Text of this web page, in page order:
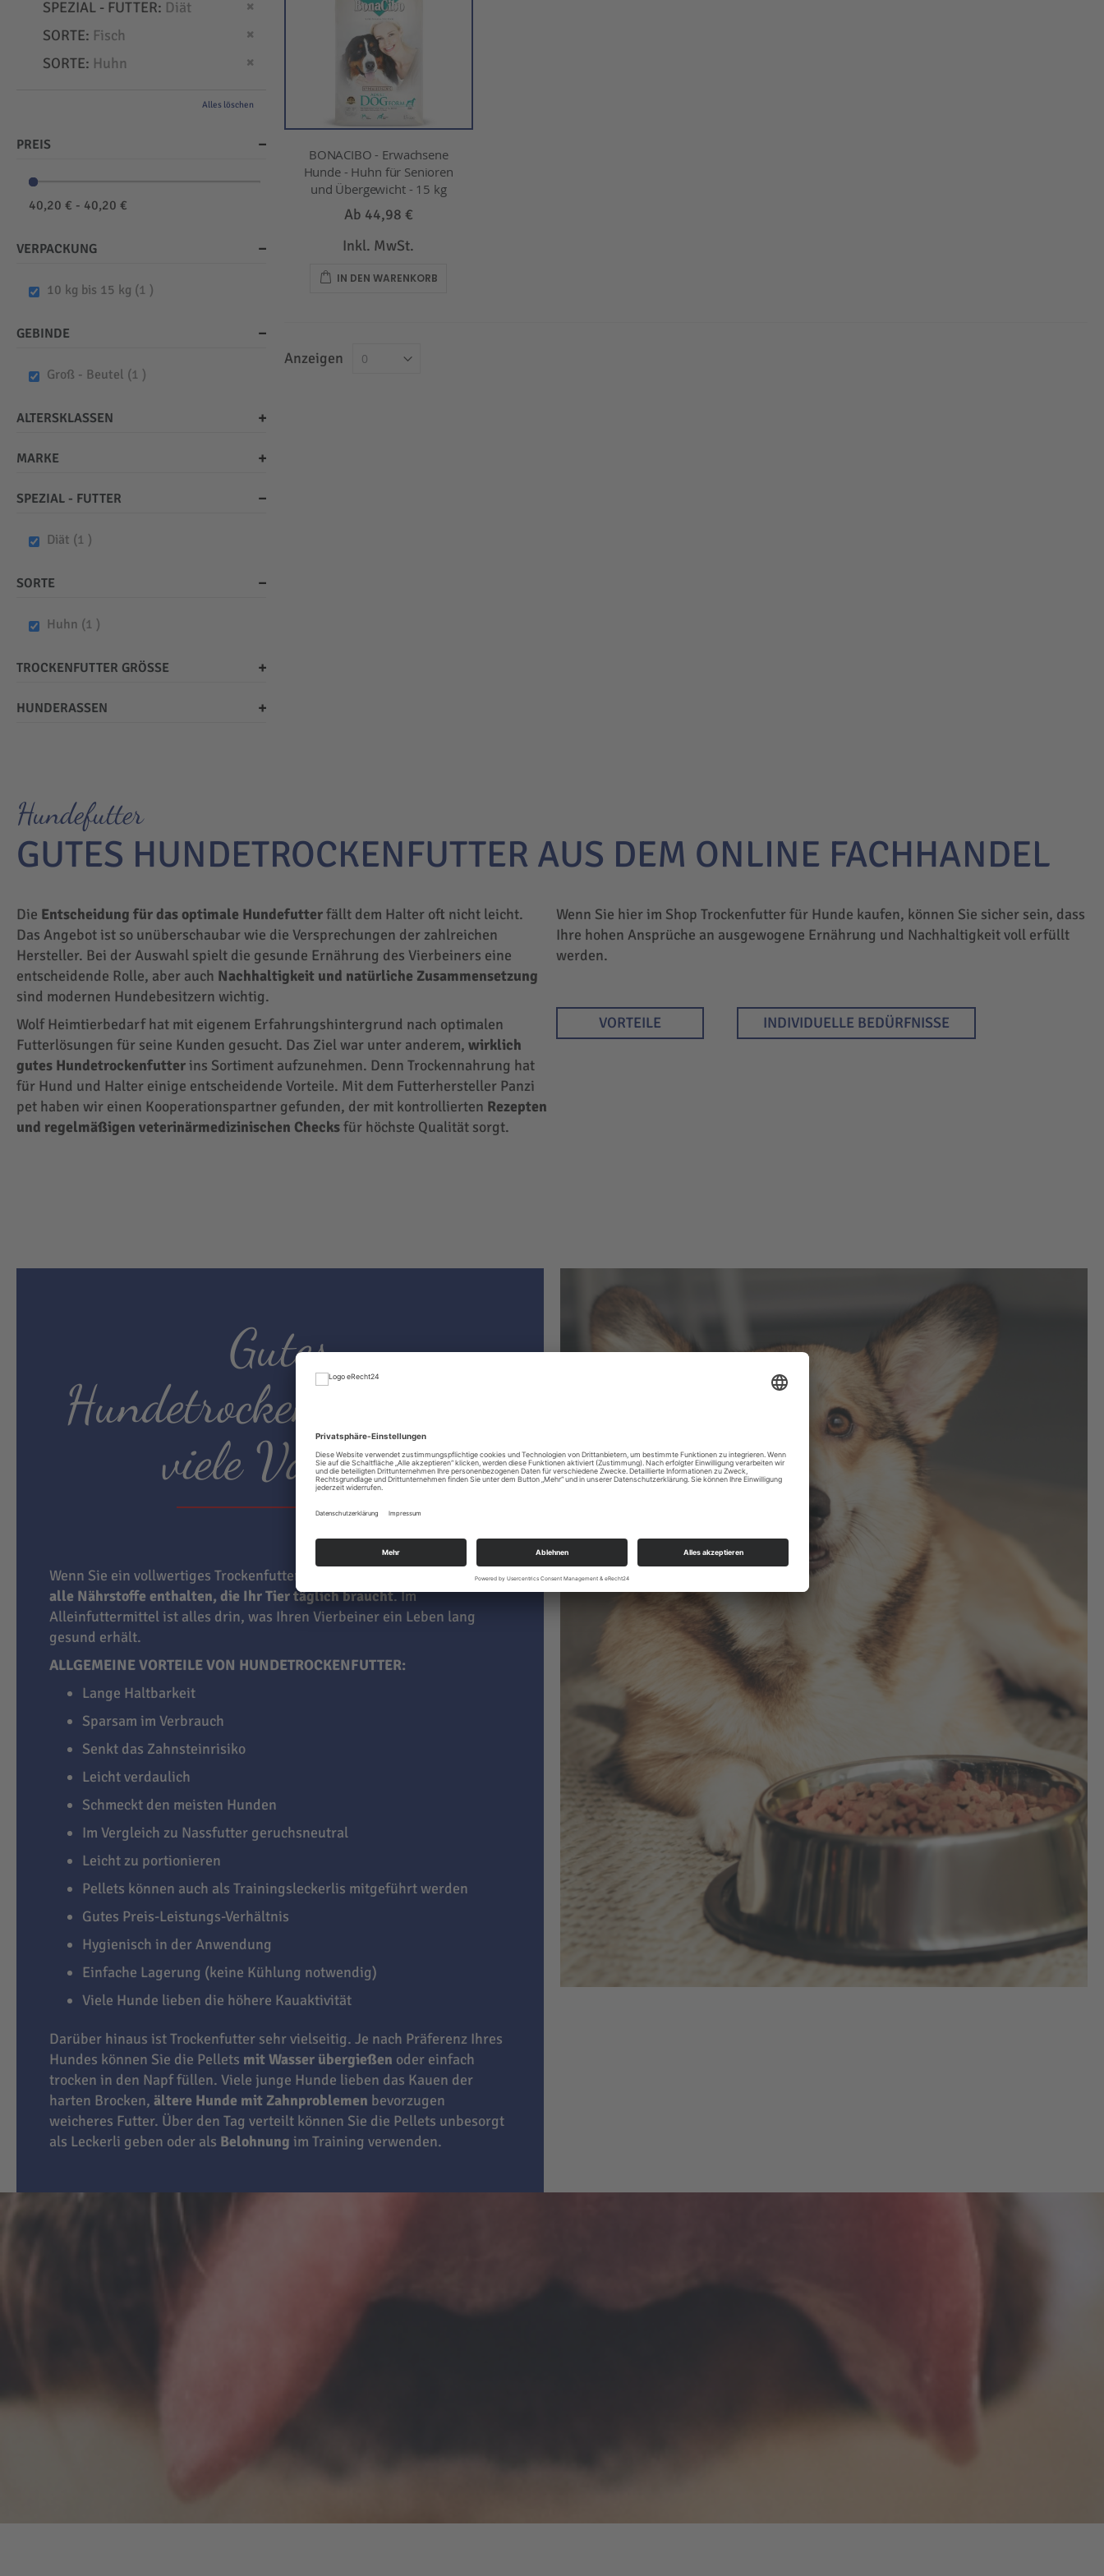
BONACIBO - Erwachsene
Hunde - Huhn für Senioren
und Übergewicht - 15 kg
Ab 44,98 €
Inkl. MwSt.
IN DEN WARENKORB
Anzeigen
SPEZIAL - FUTTER Diät
SORTE Fisch
SORTE Huhn
Alles löschen
PREIS
40,20 € - 40,20 €
VERPACKUNG
10 kg bis 15 kg 1 item
GEBINDE
Groß - Beutel 1 item
ALTERSKLASSEN
MARKE
SPEZIAL - FUTTER
Diät 1 item
SORTE
Huhn 1 item
TROCKENFUTTER GRÖSSE
HUNDERASSEN
Hundefutter
GUTES HUNDETROCKENFUTTER AUS DEM ONLINE FACHHANDEL
Die Entscheidung für das optimale Hundefutterfällt dem Halter oft nicht leicht.
Das Angebot ist so unüberschaubar wie die Versprechungen der zahlreichen
Hersteller. Bei der Auswahl spielt die gesunde Ernährung des Vierbeiners eine
entscheidende Rolle, aber auch Nachhaltigkeit und natürliche Zusammensetzung
sind modernen Hundebesitzern wichtig.
Wolf Heimtierbedarf hat mit eigenem Erfahrungshintergrund nach optimalen
Futterlösungen für seine Kunden gesucht. Das Ziel war unter anderem, wirklich
gutes Hundetrockenfutter ins Sortiment aufzunehmen. Denn Trockennahrung hat
für Hund und Halter einige entscheidende Vorteile. Mit dem Futterhersteller Panzi
pet haben wir einen Kooperationspartner gefunden, der mit kontrollierten Rezepten
und regelmäßigen veterinärmedizinischen Checksfür höchste Qualität sorgt.
Wenn Sie hier im Shop Trockenfutter für Hunde kaufen, können Sie sicher sein, dass
Ihre hohen Ansprüche an ausgewogene Ernährung und Nachhaltigkeit voll erfüllt
werden.
VORTEILE INDIVIDUELLE BEDÜRFNISSE
Gutes
Hundetrockenfutter hat
viele Vorteile
Wenn Sie ein vollwertiges Trockenfutter für Hunde kaufen, sind darin
alle Nährstoffe enthalten, die Ihr Tier täglich braucht. Im
Alleinfuttermittel ist alles drin, was Ihren Vierbeiner ein Leben lang
gesund erhält.
ALLGEMEINE VORTEILE VON HUNDETROCKENFUTTER:
Lange Haltbarkeit
Sparsam im Verbrauch
Senkt das Zahnsteinrisiko
Leicht verdaulich
Schmeckt den meisten Hunden
Im Vergleich zu Nassfutter geruchsneutral
Leicht zu portionieren
Pellets können auch als Trainingsleckerlis mitgeführt werden
Gutes Preis-Leistungs-Verhältnis
Hygienisch in der Anwendung
Einfache Lagerung (keine Kühlung notwendig)
Viele Hunde lieben die höhere Kauaktivität
Darüber hinaus ist Trockenfutter sehr vielseitig. Je nach Präferenz Ihres
Hundes können Sie die Pellets mit Wasser übergießen oder einfach
trocken in den Napf füllen. Viele junge Hunde lieben das Kauen der
harten Brocken, ältere Hunde mit Zahnproblemen bevorzugen
weicheres Futter. Über den Tag verteilt können Sie die Pellets unbesorgt
als Leckerli geben oder als Belohnung im Training verwenden.